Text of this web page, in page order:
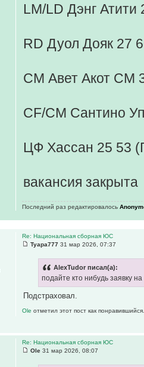
LM/LD Дэнг Атити
RD Дуол Дояк 27
СМ Авет Акот CM
CF/CM Сантино
ЦФ Хассан 25 53
вакансия закрыта
Последний раз редактировалось
Re: Национальная сборная ЮС
Tyapa777 31 мар 2026, 07:37
AlexTudor писал(а):
подайте кто нибудь заявку
Подстраховал.
Ole отметил этот пост как понравившийся.
Re: Национальная сборная ЮС
Ole 31 мар 2026, 08:07